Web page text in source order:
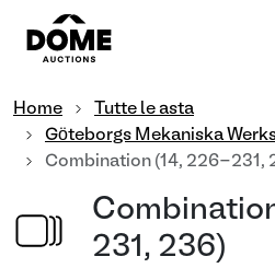
Home
Tutte le asta
Göteborgs Mekaniska
Combination (14, 226-231,
231, 236)